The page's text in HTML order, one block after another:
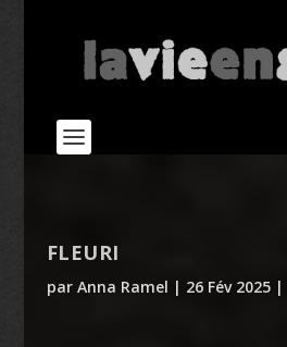
FLEURI
par Anna Ramel | 26 Fév 2025|